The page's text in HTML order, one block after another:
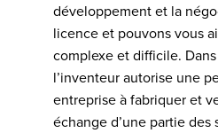
développement et la
licence et pouvons vous
complexe et difficile.
l’inventeur autorise une
entreprise à fabriquer et
échange d’une partie des